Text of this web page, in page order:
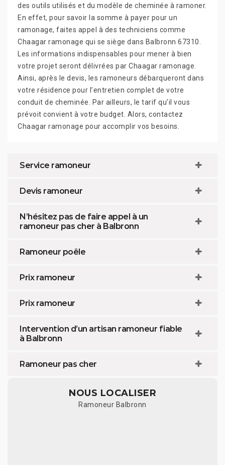
des outils utilisés et du modèle de cheminée à ramoner.
En effet, pour savoir la somme à payer pour un
ramonage, faites appel à des techniciens comme
Chaagar ramonage qui se siège dans Balbronn 67310.
Les informations indispensables pour mener à bien
votre projet seront délivrées par Chaagar ramonage.
Ainsi, après le devis, les ramoneurs débarqueront dans
votre résidence pour l’entretien complet de votre
conduit de cheminée. Par ailleurs, le tarif qu’il vous
prévoit convient à votre budget. Alors, contactez
Chaagar ramonage pour accomplir vos besoins.
Service ramoneur
Devis ramoneur
N’hésitez pas de faire appel à un
ramoneur pas cher à Balbronn
Ramoneur poêle
Prix ramoneur
Prix ramoneur
Intervention d’un artisan ramoneur fiable
à Balbronn
Ramoneur pas cher
NOUS LOCALISER
Ramoneur Balbronn